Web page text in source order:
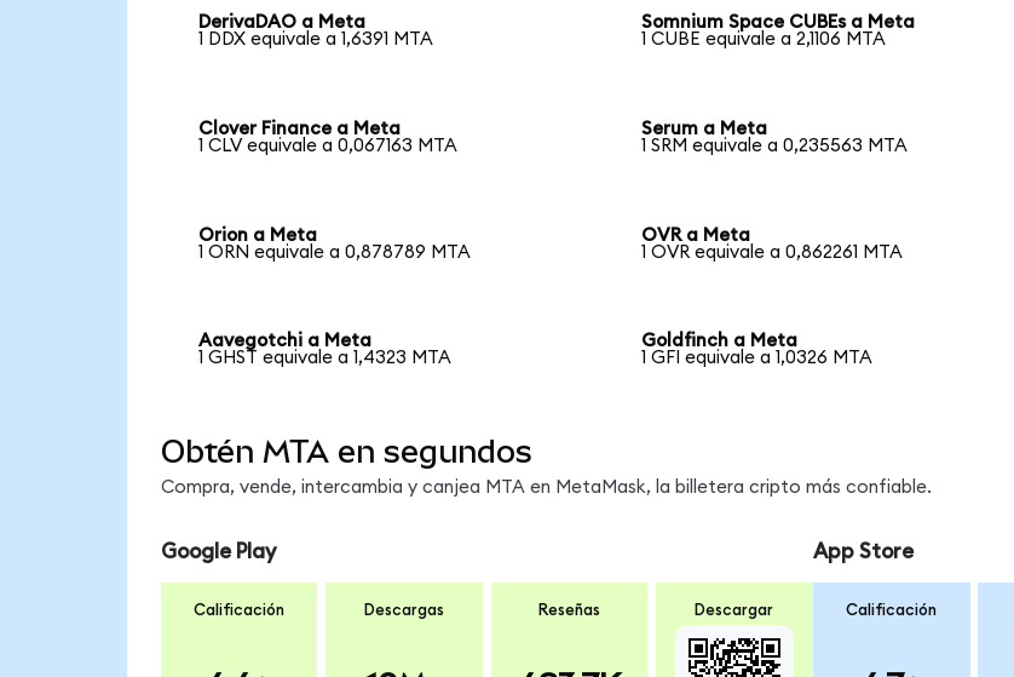
DerivaDAO a Meta
1 DDX equivale a 1,6391 MTA
Somnium Space CUBEs a Meta
1 CUBE equivale a 2,1106 MTA
Clover Finance a Meta
1 CLV equivale a 0,067163 MTA
Serum a Meta
1 SRM equivale a 0,235563 MTA
Orion a Meta
1 ORN equivale a 0,878789 MTA
OVR a Meta
1 OVR equivale a 0,862261 MTA
Aavegotchi a Meta
1 GHST equivale a 1,4323 MTA
Goldfinch a Meta
1 GFI equivale a 1,0326 MTA
Obtén MTA en segundos
Compra, vende, intercambia y canjea MTA en MetaMask, la billetera cripto más confiable.
Google Play
Calificación Descargas Reseñas Descargar
App Store
Calificación